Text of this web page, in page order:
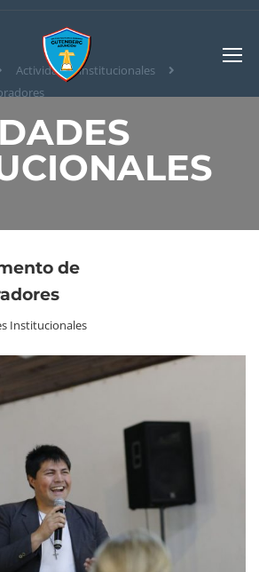
Actividades institucionales
de
Institucionales